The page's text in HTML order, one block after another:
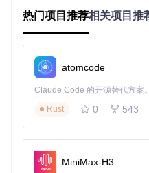
系统？
在Steam Deck上安装插件管
前置条件检查
系统版本需在SteamOS
保持设备电量在50%以上
安装步骤
🔍 打开Steam Deck的
执行以下命令克隆项目仓
热门项目推荐相关项目推
atomcode
Rust
0 543
MiniMax-H3